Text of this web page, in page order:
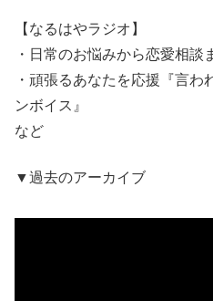
【なるはやラジオ】
・日常のお悩みから恋愛相談
・頑張るあなたを応援『言わ
ンボイス』
など
▼過去のアーカイブ